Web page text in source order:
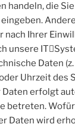
handeln, die
nach Ihrer
unsere
Daten
Uhrzeit des
Daten erfolgt
betreten.
Daten wird